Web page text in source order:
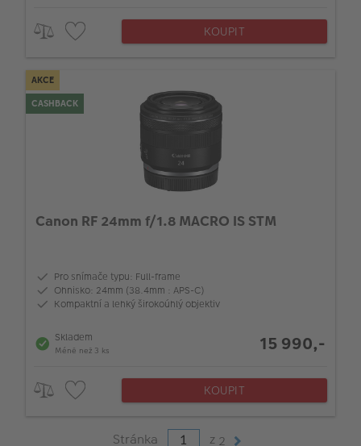
KOUPIT
AKCE
CASHBACK
Canon RF 24mm f/1.8 MACRO IS STM
Pro snímače typu: Full-frame
Ohnisko: 24mm (38.4mm : APS-C)
Kompaktní a lehký širokoúhlý objektiv
Skladem
Méně než 3 ks 15 990,-
KOUPIT
Stránka z 2